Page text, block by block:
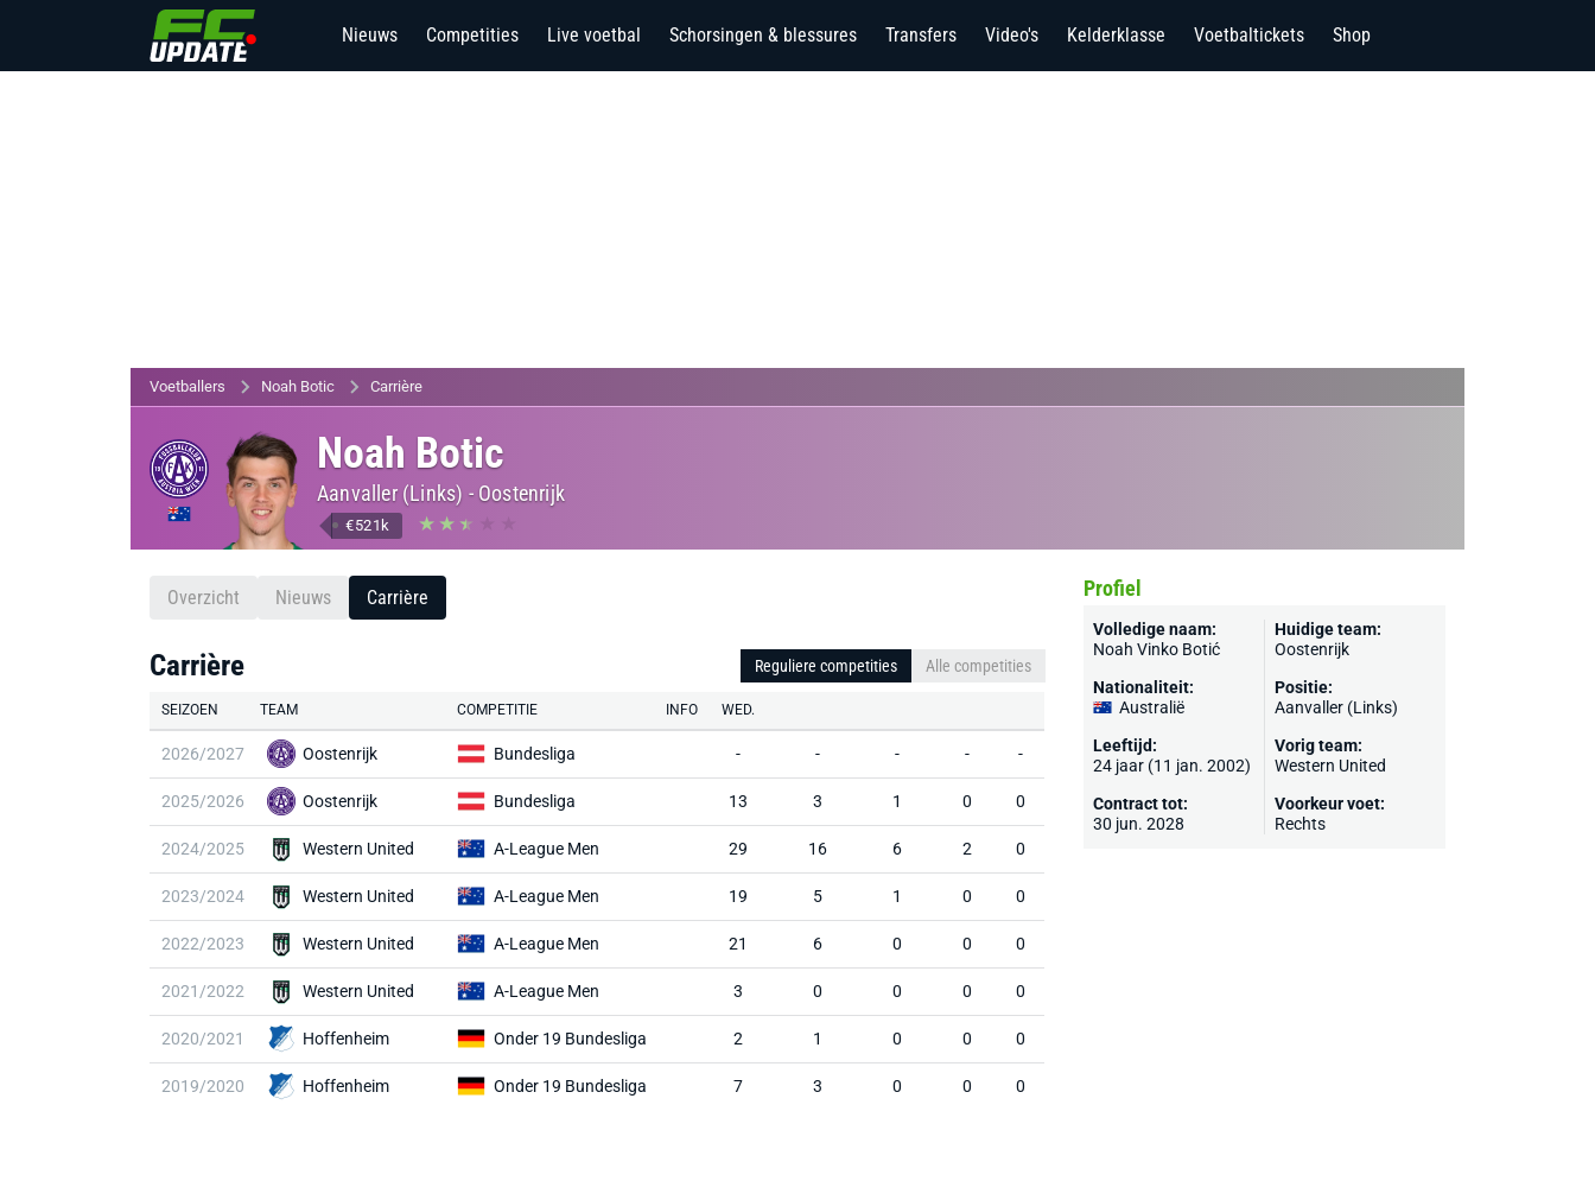
Nieuws Competities Live voetbal Schorsingen & blessures Transfers Video's Kelderklasse Voetbaltickets Shop
Voetballers Noah Botic Carrière
Noah Botic
Aanvaller (Links) - Oostenrijk
€521k
Overzicht Nieuws Carrière
Carrière Reguliere competities Alle competities
SEIZOEN TEAM COMPETITIE INFO WED.
2026/2027 Oostenrijk Bundesliga - - - - -
2025/2026 Oostenrijk Bundesliga 13 3 1 0 0
2024/2025 Western United A-League Men 29 16 6 2 0
2023/2024 Western United A-League Men 19 5 1 0 0
2022/2023 Western United A-League Men 21 6 0 0 0
2021/2022 Western United A-League Men 3 0 0 0 0
2020/2021 Hoffenheim Onder 19 Bundesliga 2 1 0 0 0
2019/2020 Hoffenheim Onder 19 Bundesliga 7 3 0 0 0
Profiel
Volledige naam:
Noah Vinko Botić
Nationaliteit:
Australië
Leeftijd:
24 jaar (11 jan. 2002)
Contract tot:
30 jun. 2028
Huidige team:
Oostenrijk
Positie:
Aanvaller (Links)
Vorig team:
Western United
Voorkeur voet:
Rechts